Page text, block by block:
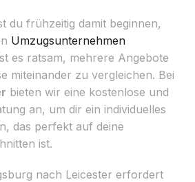
du frühzeitig damit beginnen,
Umzugsunternehmen
es ratsam, mehrere Angebote
miteinander zu vergleichen. Bei
bieten wir eine kostenlose und
an, um dir ein individuelles
das perfekt auf deine
ist.
nach Leicester erfordert